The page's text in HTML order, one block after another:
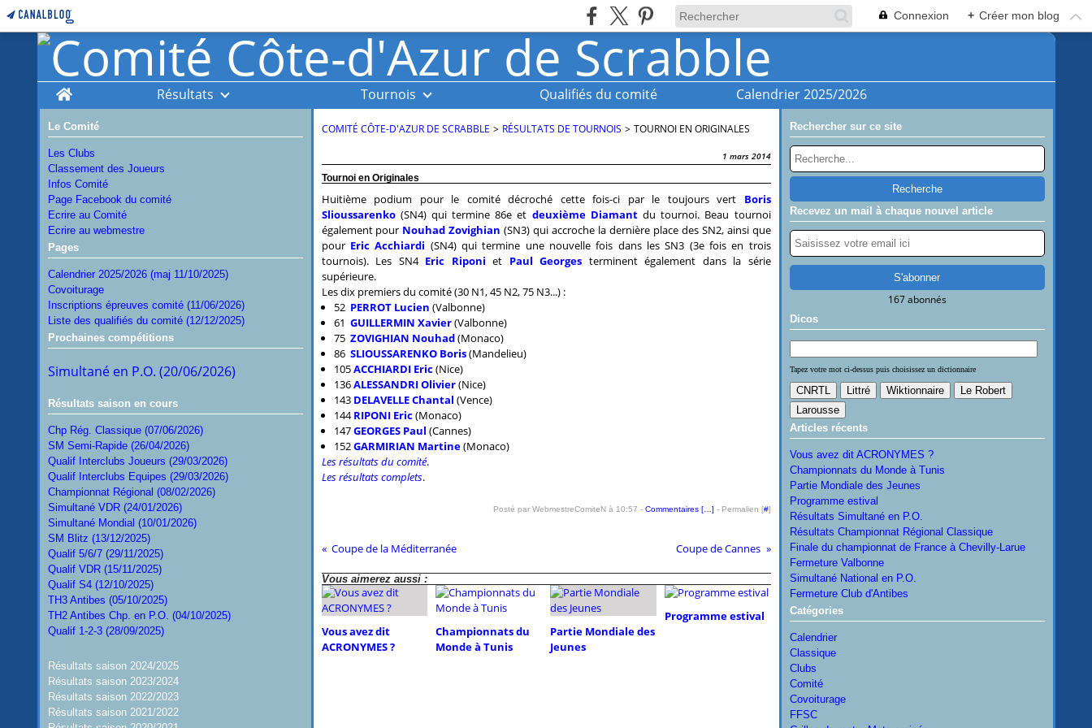
Connexion + Créer mon blog
Home Résultats Tournois Qualifiés du comité Calendrier 2025/2026
Le Comité
Les Clubs
Classement des Joueurs
Infos Comité
Page Facebook du comité
Ecrire au Comité
Ecrire au webmestre
Pages
Calendrier 2025/2026 (maj 11/10/2025)
Covoiturage
Inscriptions épreuves comité (11/06/2026)
Liste des qualifiés du comité (12/12/2025)
Prochaines compétitions
Simultané en P.O. (20/06/2026)
Résultats saison en cours
Chp Rég. Classique (07/06/2026)
SM Semi-Rapide (26/04/2026)
Qualif Interclubs Joueurs (29/03/2026)
Qualif Interclubs Equipes (29/03/2026)
Championnat Régional (08/02/2026)
Simultané VDR (24/01/2026)
Simultané Mondial (10/01/2026)
SM Blitz (13/12/2025)
Qualif 5/6/7 (29/11/2025)
Qualif VDR (15/11/2025)
Qualif S4 (12/10/2025)
TH3 Antibes (05/10/2025)
TH2 Antibes Chp. en P.O. (04/10/2025)
Qualif 1-2-3 (28/09/2025)
Résultats saison 2024/2025
Résultats saison 2023/2024
Résultats saison 2022/2023
Résultats saison 2021/2022
COMITÉ CÔTE-D'AZUR DE SCRABBLE > RÉSULTATS DE TOURNOIS > TOURNOI EN ORIGINALES
1 mars 2014
Tournoi en Originales
Huitième podium pour le comité décroché cette fois-ci par le toujours vert Boris
Slioussarenko(SN4) qui termine 86e et deuxième Diamantdu tournoi. Beau tournoi
également pour Nouhad Zovighian (SN3) qui accroche la dernière place des SN2, ainsi que
pour Eric Acchiardi (SN4) qui termine une nouvelle fois dans les SN3 (3e fois en trois
tournois). Les SN4 Eric Riponi et Paul Georges terminent également dans la série
supérieure.
Les dix premiers du comité (30 N1, 45 N2, 75 N3...) :
52 PERROT Lucien (Valbonne)
61 GUILLERMIN Xavier(Valbonne)
75 ZOVIGHIAN Nouhad(Monaco)
86 SLIOUSSARENKO Boris(Mandelieu)
105ACCHIARDI Eric(Nice)
136ALESSANDRI Olivier(Nice)
143 DELAVELLE Chantal (Vence)
144RIPONI Eric(Monaco)
147GEORGES Paul (Cannes)
152GARMIRIAN Martine(Monaco)
Les résultats du comité.
Les résultats complets.
Posté par WebmestreComiteN à 10:57 - Commentaires [… ] - Permalien [#]
Coupe de la Méditerranée Coupe de Cannes
Vous aimerez aussi :
Vous avez dit
ACRONYMES ?
Championnats du
Monde à Tunis
Partie Mondiale des
Jeunes
Programme estival
Rechercher sur ce site
Recevez un mail à chaque nouvel article
167 abonnés
Dicos
Tapez votre mot ci-dessus puis choisissez un dictionnaire
Articles récents
Vous avez dit ACRONYMES ?
Championnats du Monde à Tunis
Partie Mondiale des Jeunes
Programme estival
Résultats Simultané en P.O.
Résultats Championnat Régional Classique
Finale du championnat de France à Chevilly-Larue
Fermeture Valbonne
Simultané National en P.O.
Fermeture Club d'Antibes
Catégories
Calendrier
Classique
Clubs
Comité
Covoiturage
FFSC